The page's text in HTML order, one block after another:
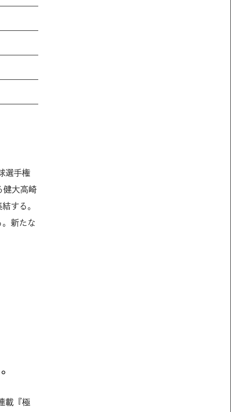
選手権
健大高崎
する。
新たな
載『極